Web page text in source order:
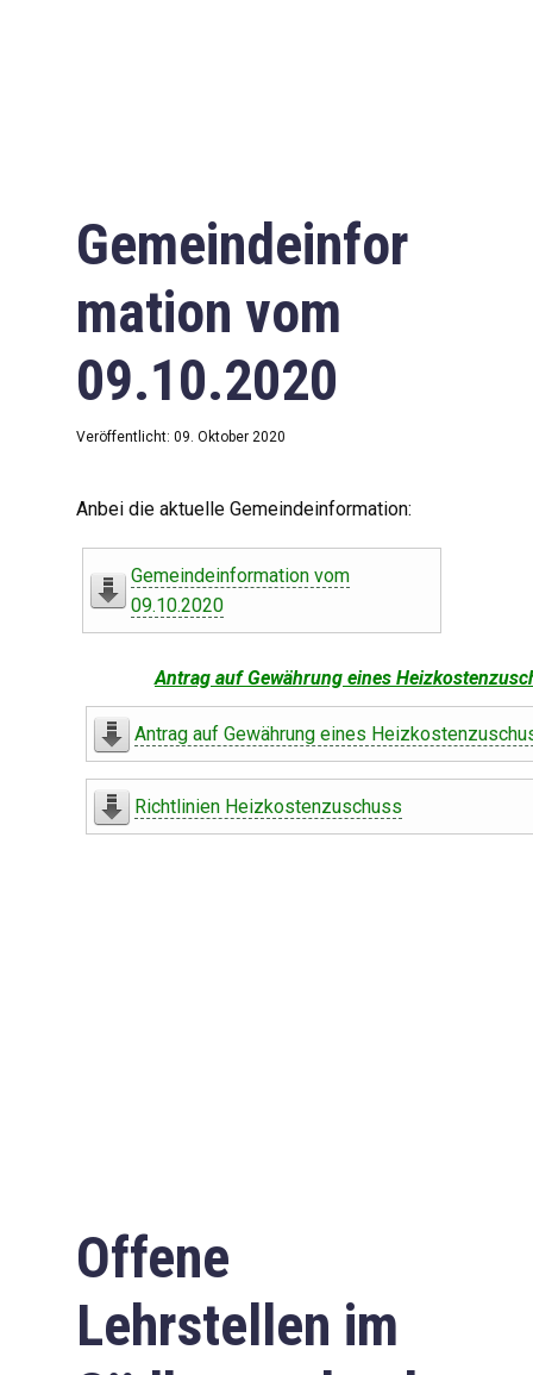
Gemeindeinfor
mation vom
09.10.2020
Veröffentlicht: 09. Oktober 2020
Anbei die aktuelle Gemeindeinformation:
Gemeindeinformation vom
09.10.2020
Antrag auf Gewährung eines
Antrag auf Gewährung eines
Richtlinien Heizkostenzuschuss
Offene
Lehrstellen im